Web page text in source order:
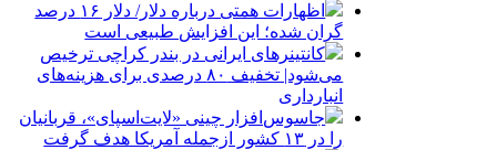
اظهارات همتی درباره دلار/ دلار ۱۶ درصد
گران شده؛ این افزایش طبیعی است
کانتینرهای ایرانی در بندر کراچی ترخیص
می‌شود| تخفیف ۸۰ درصدی برای هزینه‌های
انبارداری
جاسوس‌افزار چینی «لایت‌اسپای»، قربانیان
را در ۱۳ کشور ازجمله آمریکا هدف گرفت